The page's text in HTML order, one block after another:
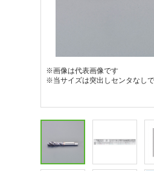
※画像は代表画像です
※当サイズは突出しセンタなし